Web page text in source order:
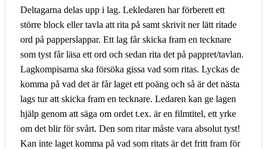
Deltagarna delas upp i lag. Lekledaren har förberett ett
större block eller tavla att rita på samt skrivit ner lätt ritade
ord på papperslappar. Ett lag får skicka fram en tecknare
som tyst får läsa ett ord och sedan rita det på pappret/tavlan.
Lagkompisarna ska försöka gissa vad som ritas. Lyckas de
komma på vad det är får laget ett poäng och så är det nästa
lags tur att skicka fram en tecknare. Ledaren kan ge lagen
hjälp genom att säga om ordet t.ex. är en filmtitel, ett yrke
om det blir för svårt. Den som ritar måste vara absolut tyst!
Kan inte laget komma på vad som ritats är det fritt fram för